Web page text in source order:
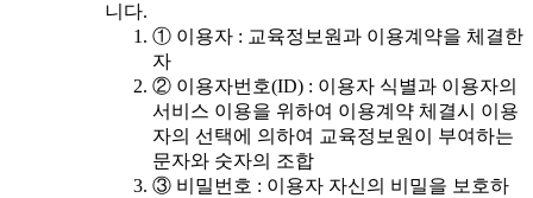
니다.
① 이용자 : 교육정보원과 이용계약을 체결한
자
② 이용자번호(ID) : 이용자 식별과 이용자의
서비스 이용을 위하여 이용계약 체결시 이용
자의 선택에 의하여 교육정보원이 부여하는
문자와 숫자의 조합
③ 비밀번호 : 이용자 자신의 비밀을 보호하